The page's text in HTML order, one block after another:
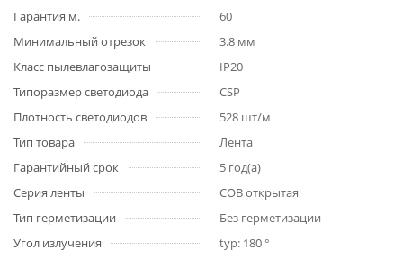
Гарантия м.
60
Минимальный отрезок
3.8 мм
Класс пылевлагозащиты
IP20
Типоразмер светодиода
CSP
Плотность светодиодов
528 шт/м
Тип товара
Лента
Гарантийный срок
5 год(а)
Серия ленты
COB открытая
Тип герметизации
Без герметизации
Угол излучения
typ: 180 °